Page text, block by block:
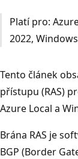
Platí pro:
2022,
Tento článek
přístupu (RAS)
Azure Local a
Brána RAS je
BGP (Border